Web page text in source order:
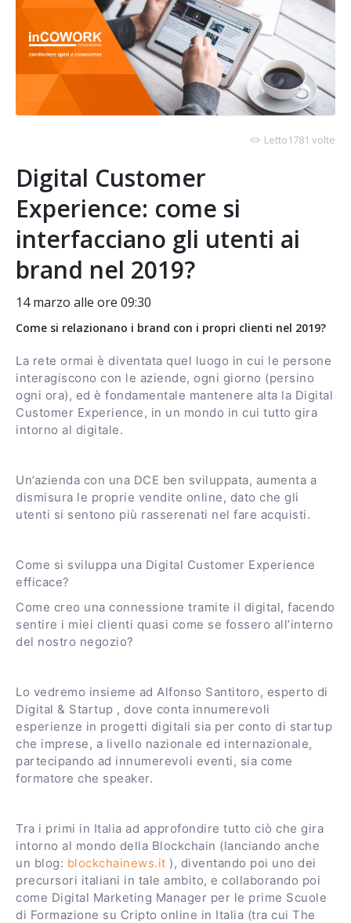
Letto1781 volte
Digital Customer
Experience: come si
interfacciano gli utenti ai
brand nel 2019?
14 marzo alle ore 09:30
Come si relazionano i brand con i propri clienti nel 2019?
La rete ormai è diventata quel luogo in cui le persone
interagiscono con le aziende, ogni giorno (persino
ogni ora), ed è fondamentale mantenere alta la Digital
Customer Experience, in un mondo in cui tutto gira
intorno al digitale.
Un’azienda con una DCE ben sviluppata, aumenta a
dismisura le proprie vendite online, dato che gli
utenti si sentono più rasserenati nel fare acquisti.
Come si sviluppa una Digital Customer Experience
efficace?
Come creo una connessione tramite il digital, facendo
sentire i miei clienti quasi come se fossero all’interno
del nostro negozio?
Lo vedremo insieme ad Alfonso Santitoro, esperto di
Digital & Startup , dove conta innumerevoli
esperienze in progetti digitali sia per conto di startup
che imprese, a livello nazionale ed internazionale,
partecipando ad innumerevoli eventi, sia come
formatore che speaker.
Tra i primi in Italia ad approfondire tutto ciò che gira
intorno al mondo della Blockchain (lanciando anche
un blog: blockchainews.it ), diventando poi uno dei
precursori italiani in tale ambito, e collaborando poi
come Digital Marketing Manager per le prime Scuole
di Formazione su Cripto online in Italia (tra cui The